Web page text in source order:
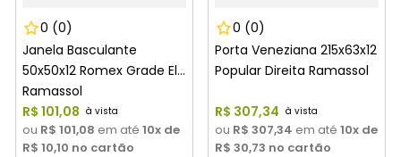
0 (0)
Janela Basculante
50x50x12 Romex Grade Elo
Ramassol
R$ 101,08
ou R$ 101,08 em até 10x de
R$ 10,10 no cartão
0 (0)
Porta Veneziana 215x63x12
Popular Direita Ramassol
R$ 307,34
ou R$ 307,34 em até 10x de
R$ 30,73 no cartão